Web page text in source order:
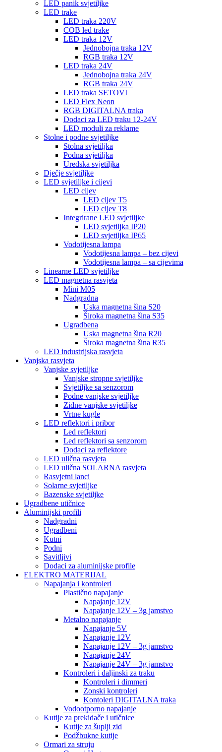
LED panik svjetiljke
LED trake
LED traka 220V
COB led trake
LED traka 12V
Jednobojna traka 12V
RGB traka 12V
LED traka 24V
Jednobojna traka 24V
RGB traka 24V
LED traka SETOVI
LED Flex Neon
RGB DIGITALNA traka
Dodaci za LED traku 12-24V
LED moduli za reklame
Stolne i podne svjetiljke
Stolna svjetiljka
Podna svjetiljka
Uredska svjetiljka
Dječje svjetiljke
LED svjetiljke i cijevi
LED cijev
LED cijev T5
LED cijev T8
Integrirane LED svjetiljke
LED svjetiljka IP20
LED svjetiljka IP65
Vodotijesna lampa
Vodotijesna lampa – bez cijevi
Vodotijesna lampa – sa cijevima
Linearne LED svjetiljke
LED magnetna rasvjeta
Mini M05
Nadgradna
Uska magnetna šina S20
Široka magnetna šina S35
Ugradbena
Uska magnetna šina R20
Široka magnetna šina R35
LED industrijska rasvjeta
Vanjska rasvjeta
Vanjske svjetiljke
Vanjske stropne svjetiljke
Svjetiljke sa senzorom
Podne vanjske svjetiljke
Zidne vanjske svjetiljke
Vrtne kugle
LED reflektori i pribor
Led reflektori
Led reflektori sa senzorom
Dodaci za reflektore
LED ulična rasvjeta
LED ulična SOLARNA rasvjeta
Rasvjetni lanci
Solarne svjetiljke
Bazenske svjetiljke
Ugradbene utičnice
Aluminijski profili
Nadgradni
Ugradbeni
Kutni
Podni
Savitljivi
Dodaci za aluminijske profile
ELEKTRO MATERIJAL
Napajanja i kontroleri
Plastično napajanje
Napajanje 12V
Napajanje 12V – 3g jamstvo
Metalno napajanje
Napajanje 5V
Napajanje 12V
Napajanje 12V – 3g jamstvo
Napajanje 24V
Napajanje 24V – 3g jamstvo
Kontroleri i daljinski za traku
Kontroleri i dimmeri
Zonski kontroleri
Kontoleri DIGITALNA traka
Vodootporno napajanje
Kutije za prekidače i utičnice
Kutije za šuplji zid
Podžbukne kutije
Ormari za struju